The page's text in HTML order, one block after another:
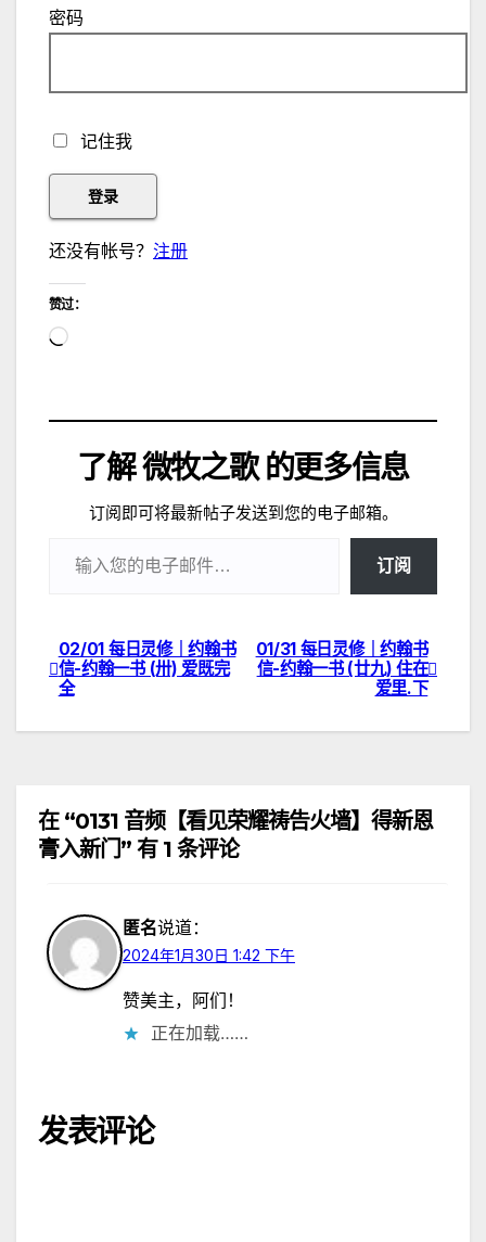
密码
记住我
还没有帐号？ 注册
赞过：
正
载…
了解 微牧之歌 的更多信息
订阅即可将最新帖子发送到您的电子邮箱。
订阅
文
章
01/31 每日灵修｜约翰书
信-约翰一书 (廿九) 住在
爱里.下
02/01 每日灵修｜约翰书
信-约翰一书 (卅) 爱既完
全
在 “0131 音频【看见荣耀祷告火墙】得新恩
膏入新门” 有 1 条评论
匿名说道：
2024年1月30日 1:42 下午
赞美主，阿们！
正在加载……
发表评论